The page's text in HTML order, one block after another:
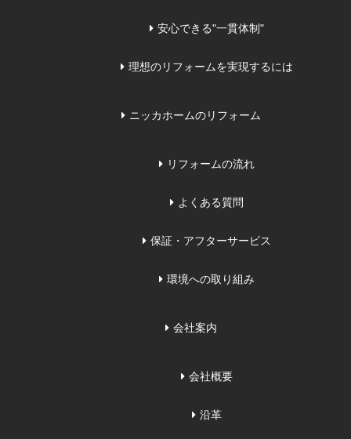
安心できる"一貫体制"
理想のリフォームを実現するには
ニッカホームのリフォーム
リフォームの流れ
よくある質問
保証・アフターサービス
環境への取り組み
会社案内
会社概要
沿革